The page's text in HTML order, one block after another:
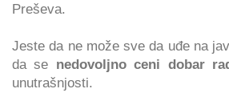
Preševa.
Jeste da ne može sve da uđe na
da se nedovoljno ceni dobar
unutrašnjosti.